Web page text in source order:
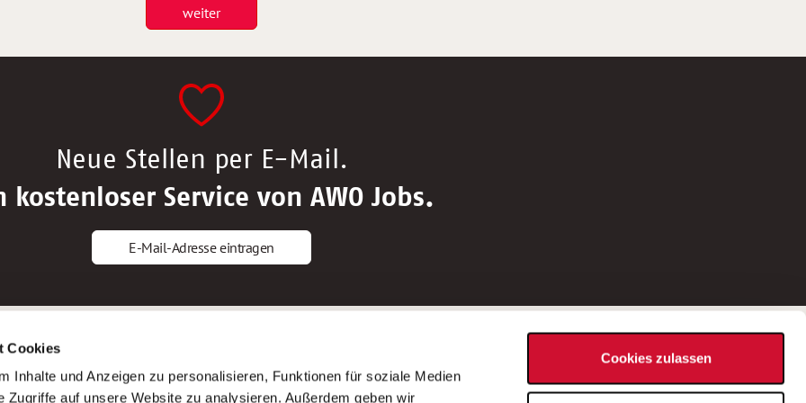
Cookies
Inhalte und Anzeigen zu personalisieren, Funktionen für soziale Medien
Zugriffe auf unsere Website zu analysieren. Außerdem geben wir
Cookies zulassen
weiter
Neue Stellen per E-Mail.
kostenloser Service von AWO Jobs.
E-Mail-Adresse eintragen
Altenpfleger*in
Krankenpfleger*in
AWO Gliederungen nach Bundesland
Stellenangebote nach Bundesländern